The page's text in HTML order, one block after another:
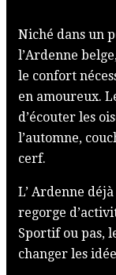
Niché dans un
l’Ardenne
le confort
en amoureux.
d’écouter les
l’automne,
cerf.
L’ Ardenne
regorge
Sportif ou pas,
changer les